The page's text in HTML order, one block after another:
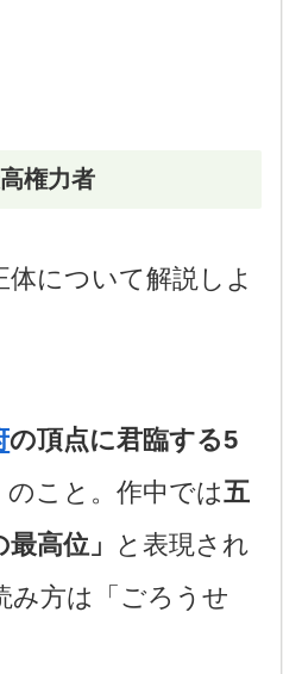
権力者
体について解説しよ
の頂点に君臨する5
のこと。作中では五
高位」 と表現され
み方は「ごろうせ